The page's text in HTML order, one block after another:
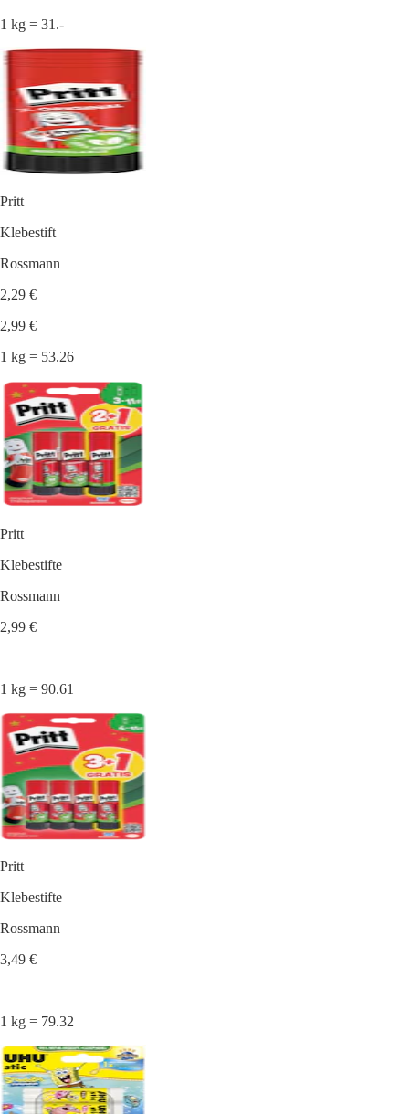
1 kg = 31.-
Pritt
Klebestift
Rossmann
2,29 €
2,99 €
1 kg = 53.26
Pritt
Klebestifte
Rossmann
2,99 €
1 kg = 90.61
Pritt
Klebestifte
Rossmann
3,49 €
1 kg = 79.32